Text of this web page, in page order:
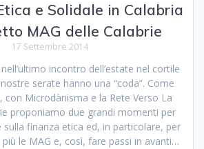
e Solidale in Calabria
MAG delle Calabrie
17 Settembre 2014
incontro dell’estate nel cortile
serate hanno una “coda”. Come
con Microdànisma e la Rete Verso La
proponiamo due grandi momenti per
finanza etica ed, in particolare, per
le MAG e, così, fare passi in avanti…